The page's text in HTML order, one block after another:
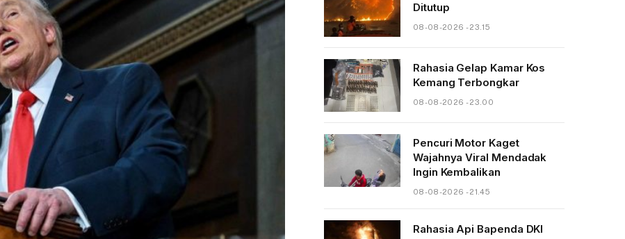
Ditutup
08-08-2026 - 23.15
Rahasia Gelap Kamar Kos
Kemang Terbongkar
08-08-2026 - 23.00
Pencuri Motor Kaget
Wajahnya Viral Mendadak
Ingin Kembalikan
08-08-2026 - 21.45
Rahasia Api Bapenda DKI